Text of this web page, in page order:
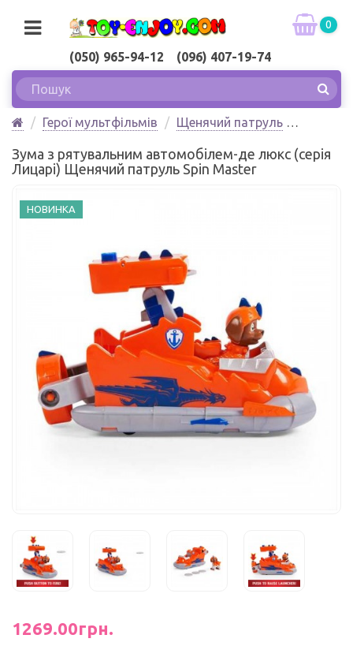
(050) 965-94-12 (096) 407-19-74
0
Герої мультфільмів
Щенячий патруль
Лицарі) Щенячий патруль Spin Master
Зума з рятувальним автомобілем-де люкс (серія
Лицарі) Щенячий патруль Spin Master
НОВИНКА
1269.00грн.